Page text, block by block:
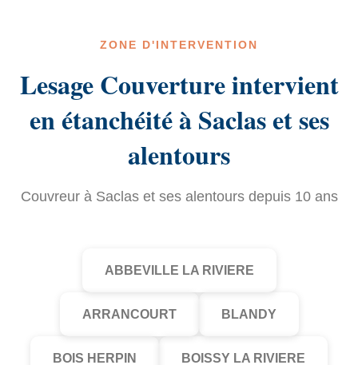
ZONE D'INTERVENTION
Lesage Couverture intervient
en étanchéité à Saclas et ses
alentours
Couvreur à Saclas et ses alentours depuis 10 ans
ABBEVILLE LA RIVIERE
ARRANCOURT BLANDY
BOIS HERPIN BOISSY LA RIVIERE